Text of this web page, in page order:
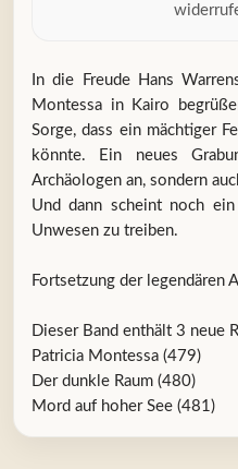
In die Freude Hans
Montessa in Kairo
Sorge, dass ein mächtiger
könnte. Ein neues
Archäologen an, sondern
Und dann scheint noch
Unwesen zu treiben.
Fortsetzung der legendären
Dieser Band enthält 3 neue
Patricia Montessa (479)
Der dunkle Raum (480)
Mord auf hoher See (481)